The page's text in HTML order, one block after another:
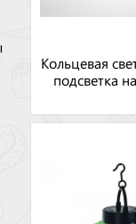
Кольцевая
подсветка